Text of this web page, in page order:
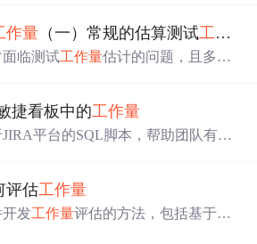
作量 （一）常规的估算测试工作量
临测试工作量估计的问题，且多数
法和PERT估计法，并对各方法
说明。
捷看板中的工作量
平台的SQL脚本，帮助团队有效
评估工作量
发工作量评估的方法，包括基于W